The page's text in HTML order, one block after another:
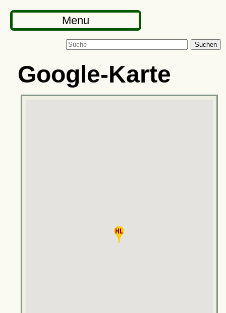
Menu
Suchen
Google-Karte